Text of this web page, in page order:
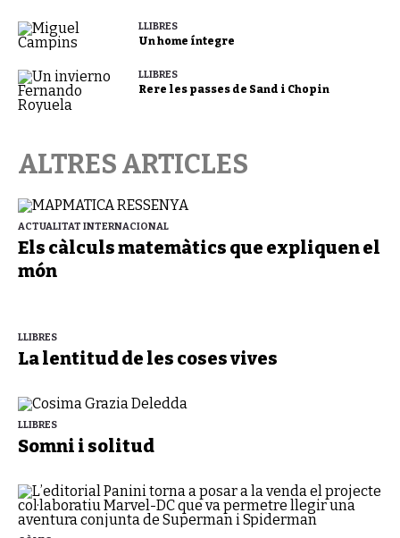
LLIBRES
Un home íntegre
LLIBRES
Rere les passes de Sand i Chopin
ALTRES ARTICLES
ACTUALITAT INTERNACIONAL
Els càlculs matemàtics que expliquen el
món
LLIBRES
La lentitud de les coses vives
LLIBRES
Somni i solitud